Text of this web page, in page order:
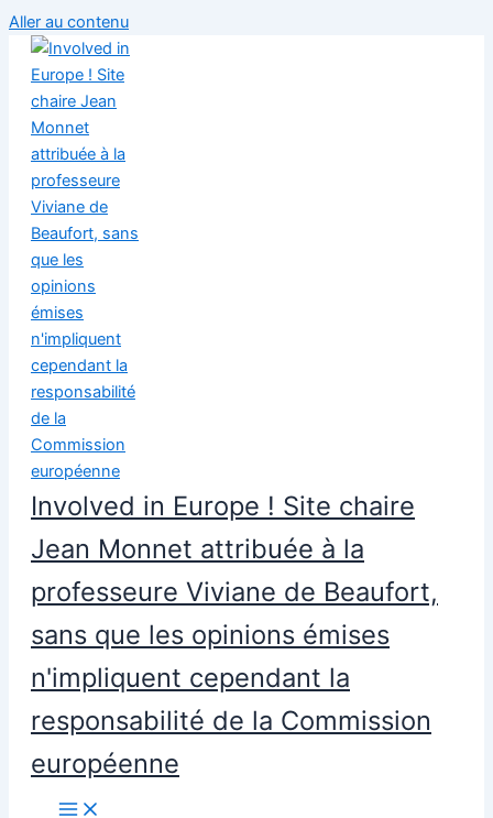
Aller au contenu
Involved in Europe ! Site chaire
Jean Monnet attribuée à la
professeure Viviane de Beaufort,
sans que les opinions émises
n'impliquent cependant la
responsabilité de la Commission
européenne